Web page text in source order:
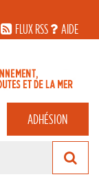
FLUX RSS
AIDE
ADHÉSION